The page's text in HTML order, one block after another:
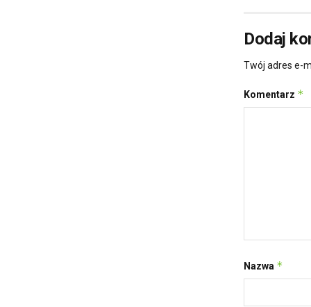
Dodaj
Twój adres e-
Komentarz *
Nazwa *